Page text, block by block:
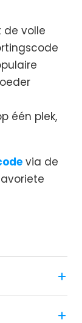
de volle
één plek,
via de